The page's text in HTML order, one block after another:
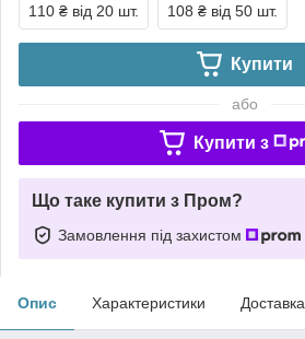
110 ₴ від 20 шт. 108 ₴ від 50 шт.
Купити
або
Купити з
Що таке купити з Пром?
Замовлення під захистом
Опис Характеристики Доставка